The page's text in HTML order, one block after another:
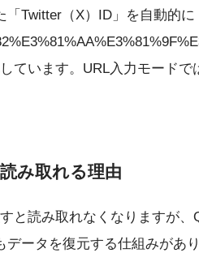
「Twitter（X）ID」を自動的
ています。URL入力モード
み取れる理由
と読み取れなくなりますが
データを復元する仕組みがあ